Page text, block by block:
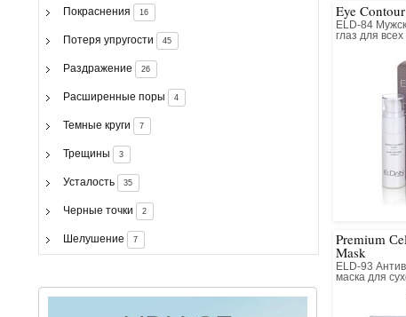
Покраснения 16
Потеря упругости 45
Раздражение 26
Расширенные поры 4
Темные круги 7
Трещины 3
Усталость 35
Черные точки 2
Шелушение 7
Eye
ELD-84
глаз для
Premium
Mask
ELD-93
маска для
нормальной